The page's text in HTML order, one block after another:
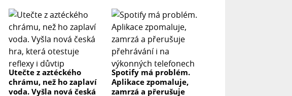
Utečte z aztéckého
chrámu, než ho zaplaví
voda. Vyšla nová česká
Spotify má problém.
Aplikace zpomaluje,
zamrzá a přerušuje